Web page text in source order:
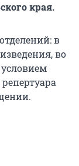
края.
в
во